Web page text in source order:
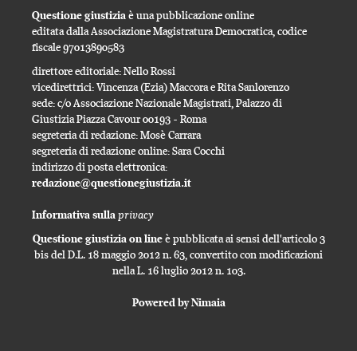
Questione giustiziaè una pubblicazione online
editata dalla Associazione Magistratura Democratica, codice
fiscale 97013890583
direttore editoriale: Nello Rossi
vicedirettrici: Vincenza (Ezia) Maccora e Rita Sanlorenzo
sede: c/o Associazione Nazionale Magistrati, Palazzo di
Giustizia Piazza Cavour 00193 - Roma
segreteria di redazione: Mosè Carrara
segreteria di redazione online: Sara Cocchi
indirizzo di posta elettronica:
redazione@questionegiustizia.it
Informativa sullaprivacy
Questione giustizia on lineè pubblicata ai sensi dell'articolo 3
bis del D.L. 18 maggio 2012 n. 63, convertito con modificazioni
nella L. 16 luglio 2012 n. 103.
Powered by Nimaia